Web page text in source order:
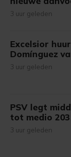
3 uur geleden
Excelsior
Domínguez
3 uur geleden
PSV legt
tot medio
3 uur geleden